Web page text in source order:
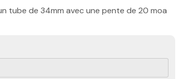
tube de 34mm avec une pente de 20 moa